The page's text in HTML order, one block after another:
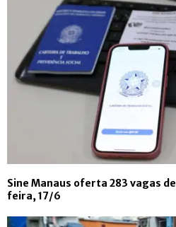
Sine Manaus oferta 283 vagas
feira, 17/6